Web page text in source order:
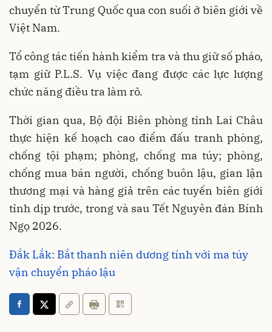
chuyển từ Trung Quốc qua con suối ở biên giới về
Việt Nam.
Tổ công tác tiến hành kiểm tra và thu giữ số pháo,
tạm giữ P.L.S. Vụ việc đang được các lực lượng
chức năng điều tra làm rõ.
Thời gian qua, Bộ đội Biên phòng tỉnh Lai Châu
thực hiện kế hoạch cao điểm đấu tranh phòng,
chống tội phạm; phòng, chống ma túy; phòng,
chống mua bán người, chống buôn lậu, gian lận
thương mại và hàng giả trên các tuyến biên giới
tỉnh dịp trước, trong và sau Tết Nguyên đán Bính
Ngọ 2026.
Đắk Lắk: Bắt thanh niên dương tính với ma túy
vận chuyển pháo lậu